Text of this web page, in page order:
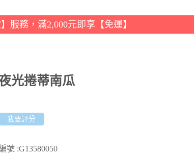
服務，滿2,000元即享【免運】
光捲蒂南瓜
我要評分
號 :G13580050